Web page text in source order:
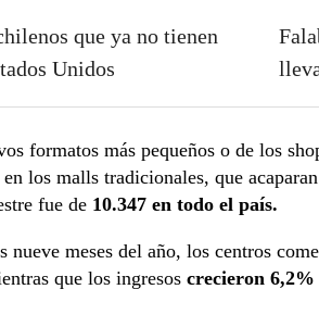
que ya no tienen
Unidos
formatos más pequeños o de los
en los malls tradicionales, que
fue de 10.347 en todo el país.
nueve meses del año, los centros
que los ingresos crecieron 6,2%